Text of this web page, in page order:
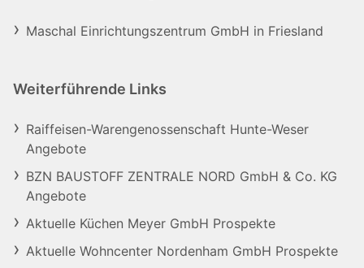
Maschal Einrichtungszentrum GmbH in Friesland
Weiterführende Links
Raiffeisen-Warengenossenschaft Hunte-Weser
Angebote
BZN BAUSTOFF ZENTRALE NORD GmbH & Co. KG
Angebote
Aktuelle Küchen Meyer GmbH Prospekte
Aktuelle Wohncenter Nordenham GmbH Prospekte